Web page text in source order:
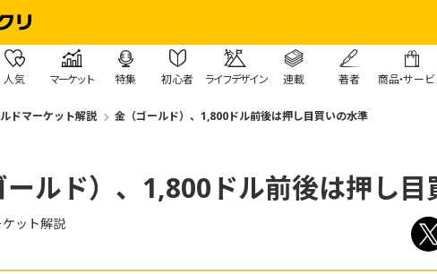
人気 マーケット 特集 初心者 ライフデザイン 連載 著者 商品・サービ
ドマーケット解説 金（ゴールド）、1,800ドル前後は押し目買いの水準
ールド）、1,800ドル前後は押し目
ット解説